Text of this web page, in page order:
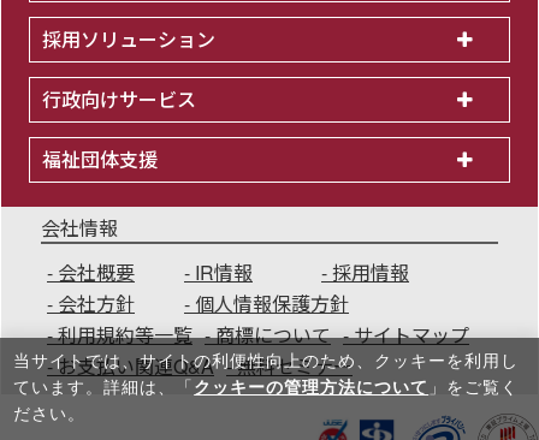
採用ソリューション
行政向けサービス
福祉団体支援
会社情報
会社概要
IR情報
採用情報
会社方針
個人情報保護方針
利用規約等一覧
商標について
サイトマップ
お支払い関連Q&A
無料セミナー
当サイトでは、サイトの利便性向上のため、クッキーを利⽤し
ています。詳細は、「 クッキーの管理方法について 」をご覧く
ださい。